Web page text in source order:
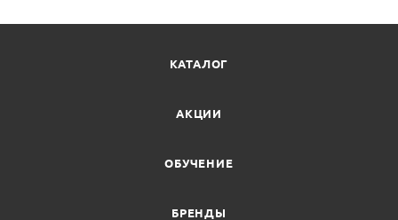
КАТАЛОГ
АКЦИИ
ОБУЧЕНИЕ
БРЕНДЫ